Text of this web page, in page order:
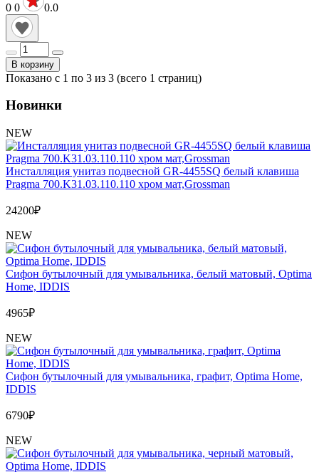
0 0 0.0
В корзину
Показано с 1 по 3 из 3 (всего 1 страниц)
Новинки
NEW
Инсталляция унитаз подвесной GR-4455SQ белый клавиша
Pragma 700.K31.03.110.110 хром мат,Grossman
24200₽
NEW
Сифон бутылочный для умывальника, белый матовый, Optima
Home, IDDIS
4965₽
NEW
Сифон бутылочный для умывальника, графит, Optima Home,
IDDIS
6790₽
NEW